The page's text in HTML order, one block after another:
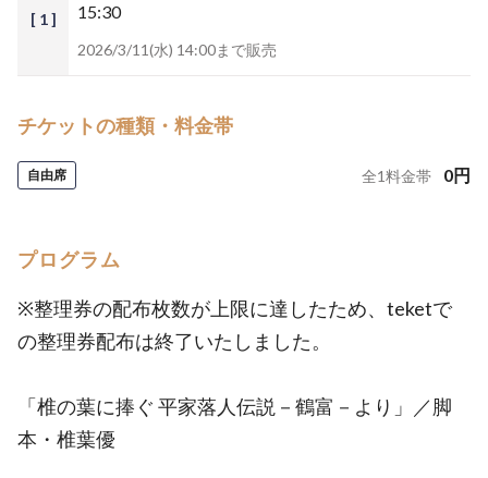
[ 1 ]
15:30
2026/3/11(水) 14:00まで販売
チケットの種類・料金帯
自由席 全1料金帯 0円
プログラム
※整理券の配布枚数が上限に達したため、teketで
の整理券配布は終了いたしました。
「椎の葉に捧ぐ 平家落人伝説－鶴富－より」／脚
本・椎葉優